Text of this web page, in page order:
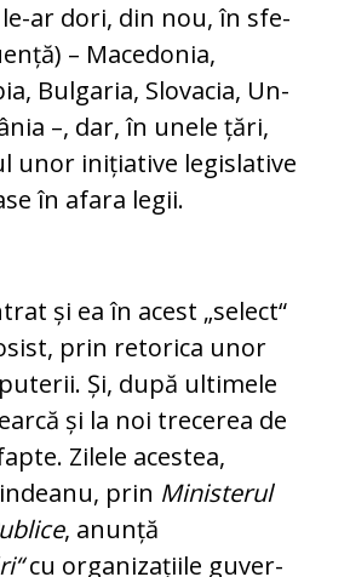
le-ar dori, din nou, în sfe­
– Macedonia,
Bulgaria, Slovacia, Un­
–, dar, în unele țări,
unor inițiative legislative
în afara le­gii.
și ea în acest „select“
prin retorica unor
Și, du­pă ultimele
și la noi trecerea de
Zilele acestea,
prin Ministerul
, anun­ță
cu or­ga­nizațiile gu­ver­